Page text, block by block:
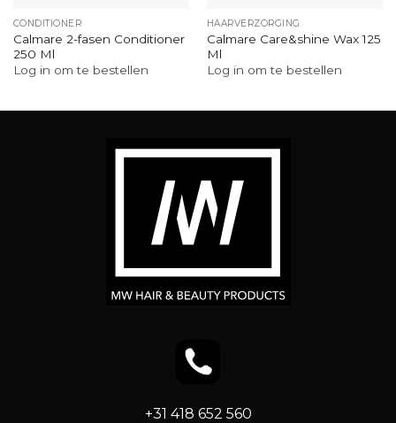
CONDITIONER
Calmare 2-fasen Conditioner
250 Ml
Log in om te bestellen
HAARVERZORGING
Calmare Care&shine Wax 125
Ml
Log in om te bestellen
+31 418 652 560